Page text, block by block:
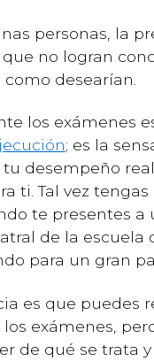
personas, la
no logran
desearían.
los exámenes
; es la
desempeño
ti. Tal vez
te presentes a
de la escuela
para un gran
es que puedes
exámenes,
de qué se trata